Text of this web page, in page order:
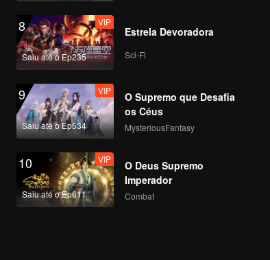
8
Saiu até o Ep235
VIP
Estrela Devoradora
Sci-Fi
9
Saiu até o Ep534
VIP
O Supremo que Desafia
os Céus
MysteriousFantasy
10
Saiu até o Ep611
VIP
O Deus Supremo
Imperador
Combat